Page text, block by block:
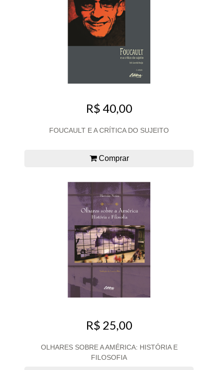
R$ 40,00
FOUCAULT E A CRÍTICA DO SUJEITO
Comprar
R$ 25,00
OLHARES SOBRE A AMÉRICA: HISTÓRIA E
FILOSOFIA